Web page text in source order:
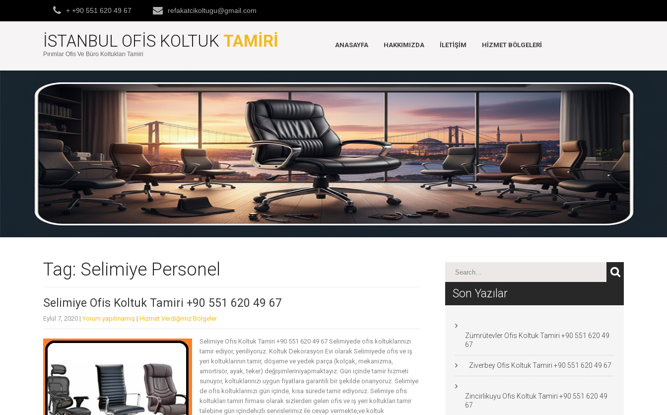
+ +90 551 620 49 67 refakatcikoltugu@gmail.com
İSTANBUL OFIS KOLTUK TAMIRI
Pırımlar Ofis Ve Büro Koltukları Tamiri
ANASAYFA HAKKIMIZDA İLETIŞIM HIZMET BÖLGELERI
Tag: Selimiye Personel
Selimiye Ofis Koltuk Tamiri +90 551 620 49 67
Eylül 7, 2020 |Yorum yapılmamış | Hizmet Verdiğimiz Bölgeler
Selimiye Ofis Koltuk Tamiri +90 551 620 49 67 Selimiyede ofis koltuklarınızı
tamir ediyor, yeniliyoruz. Koltuk Dekorasyon Evi olarak Selimiyede ofis ve iş
yeri koltuklarının tamir, döşeme ve yedek parça (kolçak, mekanizma,
amortisör, ayak, teker) değişimleriniyapmaktayız. Gün içinde tamir hizmeti
sunuyor, koltuklarınızı uygun fiyatlara garantili bir şekilde onarıyoruz. Selimiye
de ofis koltuklarınızı gün içinde, kısa sürede tamir ediyoruz. Selimiye ofis
koltukları tamiri firması olarak sizlerden gelen ofis ve iş yeri koltukları tamir
talebine gün içindehızlı servislerimiz ile cevap vermekte,ve koltuk
Son Yazılar
Zümrütevler Ofis Koltuk Tamiri +90 551 620 49
67
Ziverbey Ofis Koltuk Tamiri +90 551 620 49 67
Zincirlikuyu Ofis Koltuk Tamiri +90 551 620 49
67